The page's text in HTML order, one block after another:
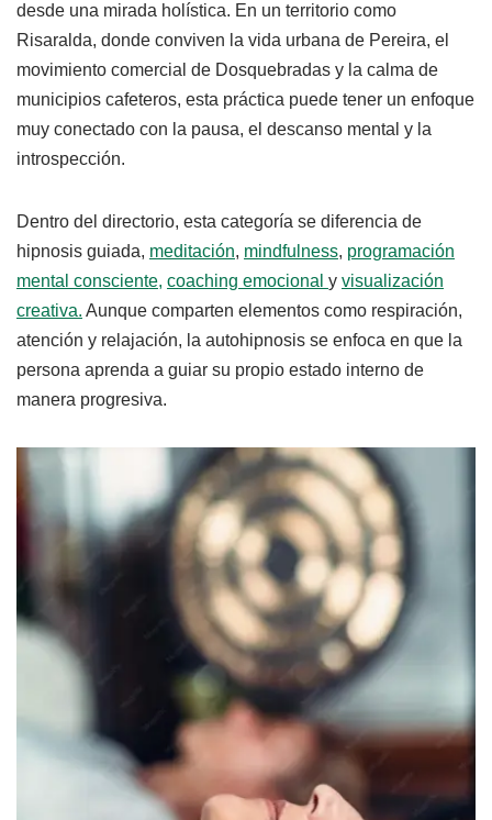
desde una mirada holística. En un territorio como
Risaralda, donde conviven la vida urbana de Pereira, el
movimiento comercial de Dosquebradas y la calma de
municipios cafeteros, esta práctica puede tener un enfoque
muy conectado con la pausa, el descanso mental y la
introspección.
Dentro del directorio, esta categoría se diferencia de
hipnosis guiada, meditación, mindfulness, programación
mental consciente, coaching emocional y visualización
creativa. Aunque comparten elementos como respiración,
atención y relajación, la autohipnosis se enfoca en que la
persona aprenda a guiar su propio estado interno de
manera progresiva.